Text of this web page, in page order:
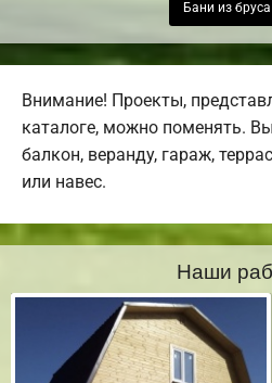
Бани из
Внимание! Проекты,
каталоге, можно поменять.
балкон, веранду, гараж,
или навес.
Наши